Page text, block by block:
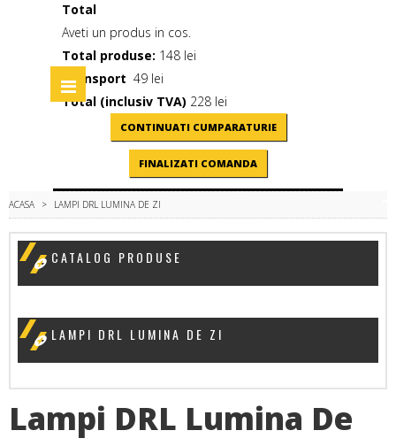
Total
Aveti un produs in cos.
Total produse: 148 lei
Transport 49 lei
Total (inclusiv TVA) 228 lei
CONTINUATI CUMPARATURIE
FINALIZATI COMANDA
Toggle
navigation
ACASA > LAMPI DRL LUMINA DE ZI
CATALOG PRODUSE
LAMPI DRL LUMINA DE ZI
Lampi DRL Lumina De